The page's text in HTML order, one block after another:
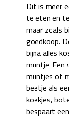
Dit is meer
te eten en
maar zoals
goedkoop.
bijna alles
muntje. Een
muntjes of
beetje als
koekjes,
bespaart